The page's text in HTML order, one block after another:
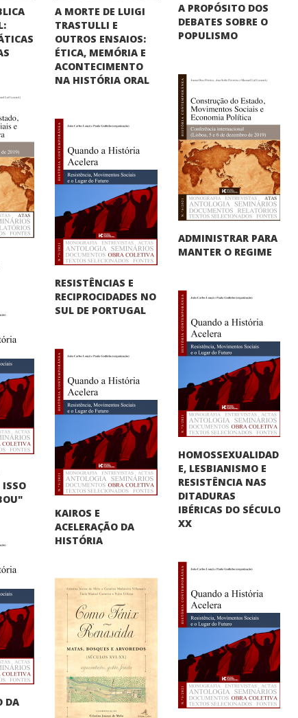
A MORTE DE LUIGI
TRASTULLI E
OUTROS ENSAIOS:
ÉTICA, MEMÓRIA E
ACONTECIMENTO
NA HISTÓRIA ORAL
A PROPÓSITO DOS
DEBATES SOBRE O
POPULISMO
ADMINISTRAR PARA
MANTER O REGIME
RESISTÊNCIAS E
RECIPROCIDADES NO
SUL DE PORTUGAL
HOMOSSEXUALIDAD
E, LESBIANISMO E
RESISTÊNCIA NAS
DITADURAS
IBÉRICAS DO SÉCULO
XX
ISSO
KAIROS E
ACELERAÇÃO DA
HISTÓRIA
DA